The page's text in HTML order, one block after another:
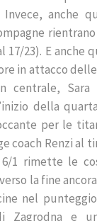
Invece, anche
17/23). E anche
in attacco
centrale, Sara
della
per le
coach Renzi al
1 rimette le
la fine
nel
Zagrodna e